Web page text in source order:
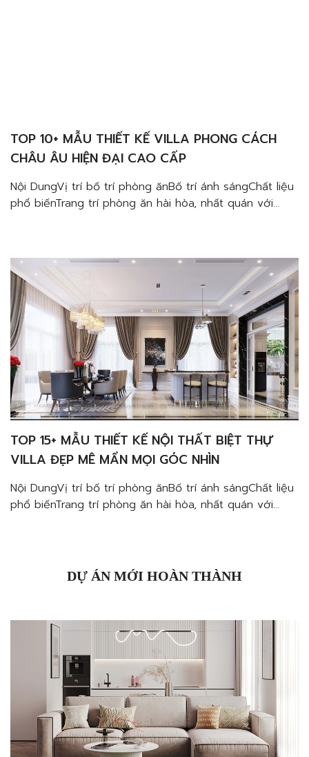
TOP 10+ MẪU THIẾT KẾ VILLA PHONG CÁCH
CHÂU ÂU HIỆN ĐẠI CAO CẤP
Nội DungVị trí bố trí phòng ănBố trí ánh sángChất liệu
phổ biếnTrang trí phòng ăn hài hòa, nhất quán với
phá […]
TOP 15+ MẪU THIẾT KẾ NỘI THẤT BIỆT THỰ
VILLA ĐẸP MÊ MẨN MỌI GÓC NHÌN
Nội DungVị trí bố trí phòng ănBố trí ánh sángChất liệu
phổ biếnTrang trí phòng ăn hài hòa, nhất quán với
DỰ ÁN MỚI HOÀN THÀNH